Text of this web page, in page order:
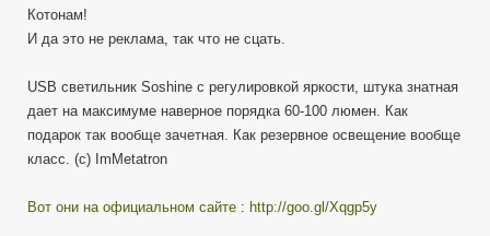
Котонам!
И да это не реклама, так что не сцать.
USB светильник Soshine с регулировкой яркости, штука знатная
дает на максимуме наверное порядка 60-100 люмен. Как
подарок так вообще зачетная. Как резервное освещение вообще
класс. (с) ImMetatron
Вот они на официальном сайте : http://goo.gl/Xqgp5y